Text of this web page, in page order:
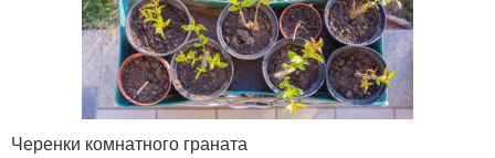
Черенки комнатного граната